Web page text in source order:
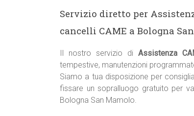
Servizio diretto per
cancelli CAME a Bologna
Il nostro servizio di Assistenza
tempestive, manutenzioni
Siamo a tua disposizione per
fissare un sopralluogo gratuito per
Bologna San Mamolo.